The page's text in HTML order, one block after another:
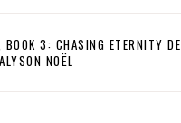
3: CHASING ETERNITY DE
ALYSON NOËL